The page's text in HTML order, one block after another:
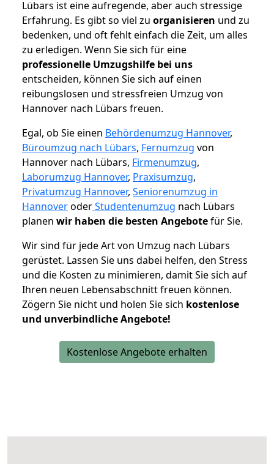
Lübars ist eine aufregende, aber auch stressige
Erfahrung. Es gibt so viel zu organisieren und zu
bedenken, und oft fehlt einfach die Zeit, um alles
zu erledigen. Wenn Sie sich für eine
professionelle Umzugshilfe bei uns
entscheiden, können Sie sich auf einen
reibungslosen und stressfreien Umzug von
Hannover nach Lübars freuen.
Egal, ob Sie einen Behördenumzug Hannover,
Büroumzug nach Lübars, Fernumzug von
Hannover nach Lübars, Firmenumzug,
Laborumzug Hannover, Praxisumzug,
Privatumzug Hannover, Seniorenumzug in
HannoveroderStudentenumzug nach Lübars
planen wir haben die besten Angebotefür Sie.
Wir sind für jede Art von Umzug nach Lübars
gerüstet. Lassen Sie uns dabei helfen, den Stress
und die Kosten zu minimieren, damit Sie sich auf
Ihren neuen Lebensabschnitt freuen können.
Zögern Sie nicht und holen Sie sich kostenlose
und unverbindliche Angebote!
Kostenlose Angebote erhalten